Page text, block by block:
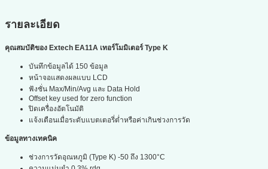
รายละเอียด
คุณสมบัติของ Extech EA11A เทอร์โมมิเตอร์ Type K
บันทึกข้อมูลได้ 150 ข้อมูล
หน้าจอแสดงผลแบบ LCD
ฟังชั่น Max/Min/Avg และ Data Hold
Offset key used for zero function
ปิดเครื่องอัตโนมัติ
แจ้งเตือนเมื่อระดับแบตเตอรี่ต่ำหรือค่าเกินช่วงการวัด
ข้อมูลทางเทคนิค
ช่วงการวัดอุณหภูมิ (Type K) -50 ถึง 1300°C